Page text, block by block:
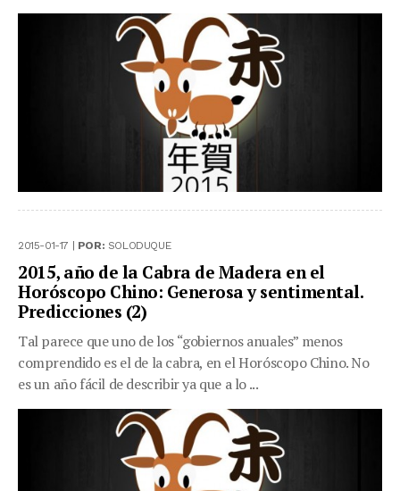
2015-01-17 | POR: SOLODUQUE
2015, año de la Cabra de Madera en el
Horóscopo Chino: Generosa y sentimental.
Predicciones (2)
Tal parece que uno de los “gobiernos anuales” menos
comprendido es el de la cabra, en el Horóscopo Chino. No
es un año fácil de describir ya que a lo ...